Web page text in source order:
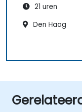
21 uren
Den Haag